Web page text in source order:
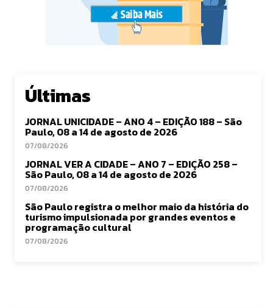
Últimas
JORNAL UNICIDADE – ANO 4 – EDIÇÃO 188 – São
Paulo, 08 a 14 de agosto de 2026
07/08/2026
JORNAL VER A CIDADE – ANO 7 – EDIÇÃO 258 –
São Paulo, 08 a 14 de agosto de 2026
07/08/2026
São Paulo registra o melhor maio da história do
turismo impulsionada por grandes eventos e
programação cultural
07/08/2026